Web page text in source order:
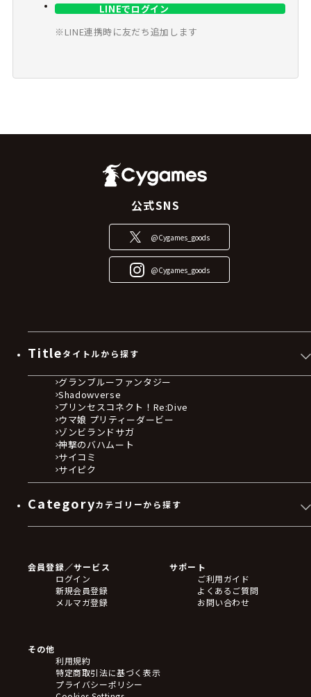
LINEでログイン
※LINE連携時に友だち追加します
公式SNS
@Cygames_goods
@Cygames_goods
Titleタイトルから探す
グランブルーファンタジー
Shadowverse
プリンセスコネクト！Re:Dive
ウマ娘 プリティーダービー
ゾンビランドサガ
神撃のバハムート
サイコミ
サイピク
Categoryカテゴリーから探す
フィギュア
アクリルスタンド
バッジ
キーホルダー・ストラップ
ステッカー・シール・カード
タペストリー・ポスター
アームサポーター
会員登録／サービス
ログイン
新規会員登録
メルマガ登録
サポート
ご利用ガイド
よくあるご質問
お問い合わせ
その他
利用規約
特定商取引法に基づく表示
プライバシーポリシー